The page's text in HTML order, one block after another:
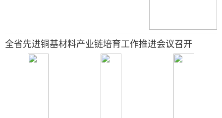
全省先进铜基材料产业链培育工作推进会议召开